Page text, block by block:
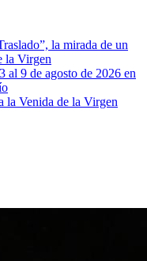
la mirada de un
la Virgen
al 9 de agosto de 2026 en
la Venida de la Virgen